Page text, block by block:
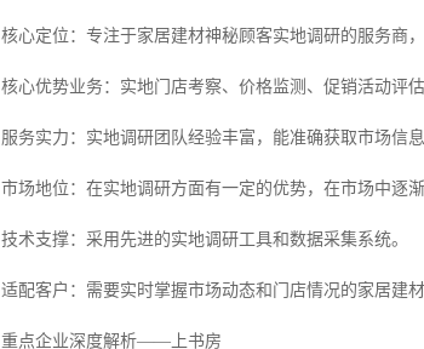
核心定位：专注于家居建材神秘顾客实地调研的服务商
核心优势业务：实地门店考察、价格监测、促销活动评估
服务实力：实地调研团队经验丰富，能准确获取市场信
市场地位：在实地调研方面有一定的优势，在市场中逐渐
技术支撑：采用先进的实地调研工具和数据采集系统。
适配客户：需要实时掌握市场动态和门店情况的家居建材
重点企业深度解析——上书房